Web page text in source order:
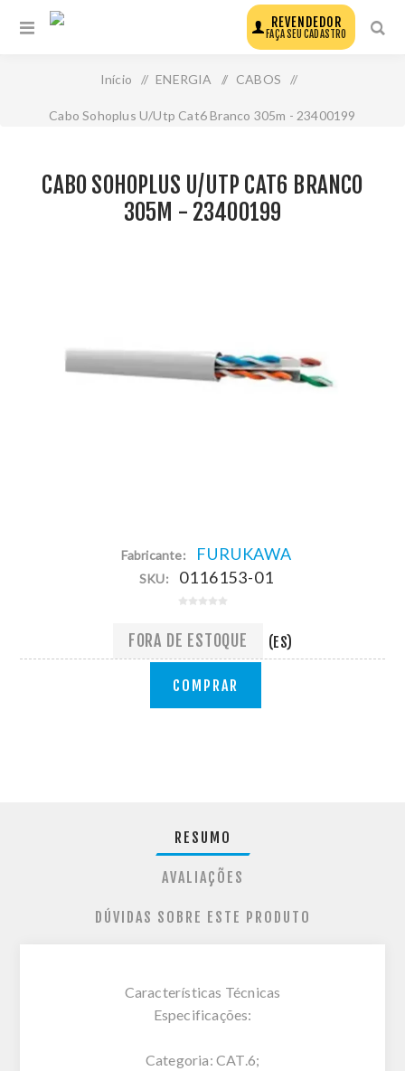
REVENDEDOR
FAÇA SEU CADASTRO
Início / ENERGIA / CABOS /
Cabo Sohoplus U/Utp Cat6 Branco 305m - 23400199
CABO SOHOPLUS U/UTP CAT6 BRANCO
305M - 23400199
Fabricante: FURUKAWA
SKU: 0116153-01
FORA DE ESTOQUE (ES)
COMPRAR
RESUMO
AVALIAÇÕES
DÚVIDAS SOBRE ESTE PRODUTO
Características Técnicas
Especificações:
Categoria: CAT.6;